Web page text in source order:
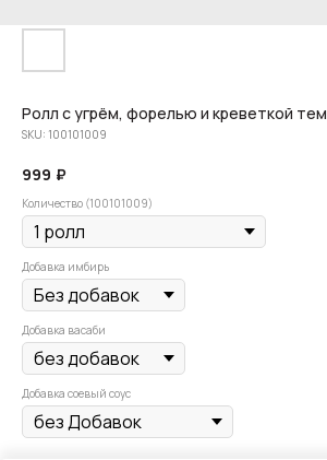
Ролл с угрём, форелью и креветкой
SKU: 100101009
999 ₽
Количество (100101009)
Добавка имбирь
Добавка васаби
Добавка соевый соус